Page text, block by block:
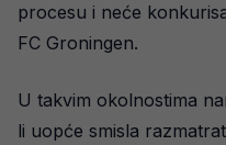
procesu i neće
FC Groningen.
U takvim okolnostima
li uopće smisla